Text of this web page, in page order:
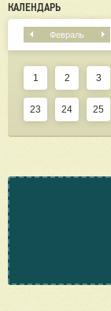
КАЛЕНДАРЬ
Февраль
1 2 3
23 24 25